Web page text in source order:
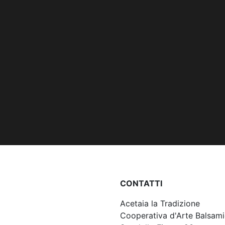
CONTATTI
Acetaia la Tradizione
Cooperativa d'Arte